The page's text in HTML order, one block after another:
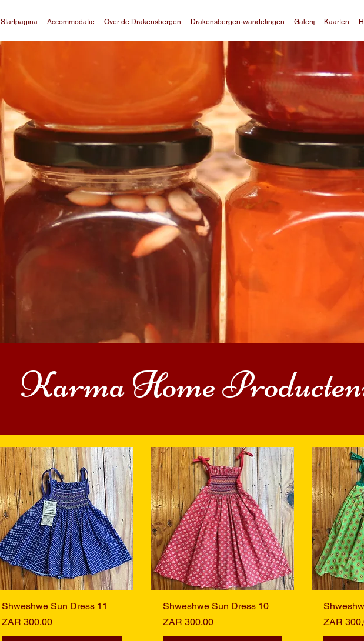
Startpagina Accommodatie Over de Drakensbergen Drakensbergen-wandelingen Galerij Kaarten
Karma Home
Snel overzicht
Shweshwe Sun Dress 11
Prijs
ZAR 300,00
Snel overzicht
Shweshwe Sun Dress 10
Prijs
ZAR 300,00
Prijs
ZAR